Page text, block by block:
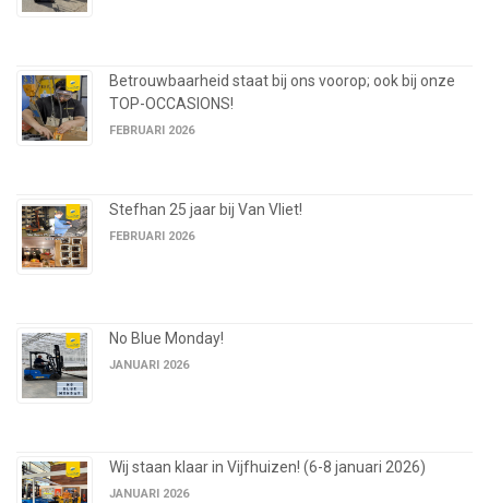
Betrouwbaarheid staat bij ons voorop; ook bij onze
TOP-OCCASIONS!
FEBRUARI 2026
Stefhan 25 jaar bij Van Vliet!
FEBRUARI 2026
No Blue Monday!
JANUARI 2026
Wij staan klaar in Vijfhuizen! (6-8 januari 2026)
JANUARI 2026